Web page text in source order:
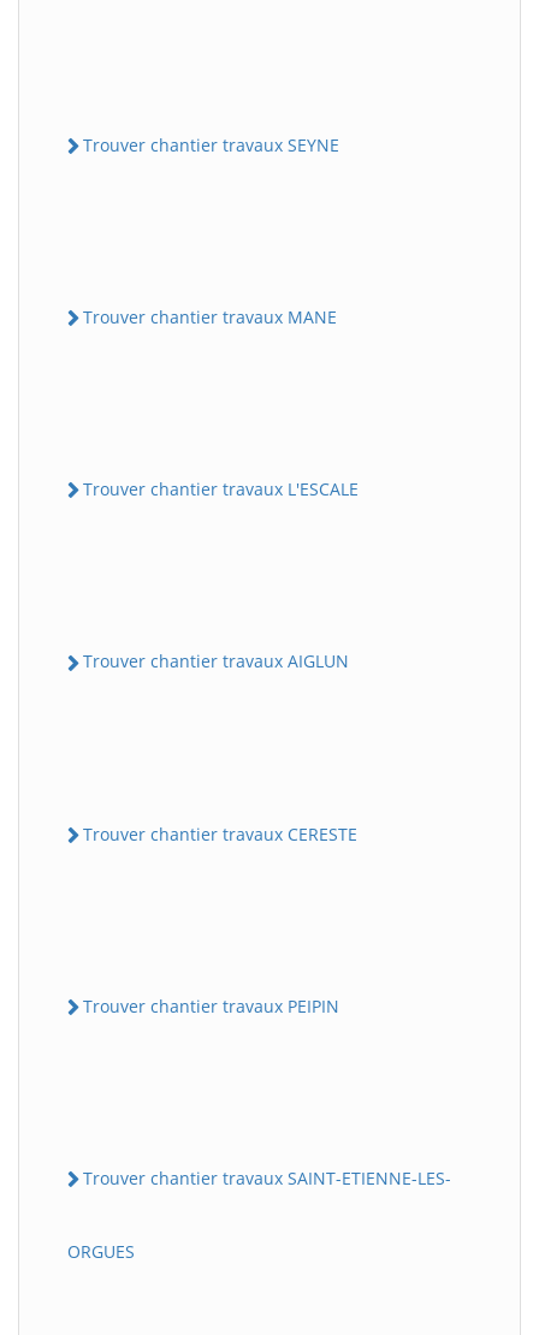
Trouver chantier travaux SEYNE
Trouver chantier travaux MANE
Trouver chantier travaux L'ESCALE
Trouver chantier travaux AIGLUN
Trouver chantier travaux CERESTE
Trouver chantier travaux PEIPIN
Trouver chantier travaux SAINT-ETIENNE-LES-
ORGUES